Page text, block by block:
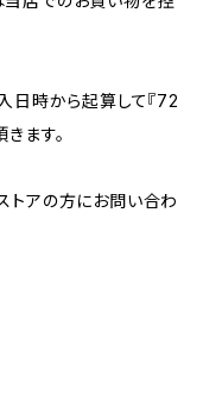
日時から起算して『72
ます。
トアの方にお問い合わ